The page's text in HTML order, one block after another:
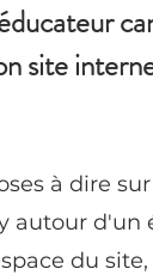
site
à dire
autour d'un
du